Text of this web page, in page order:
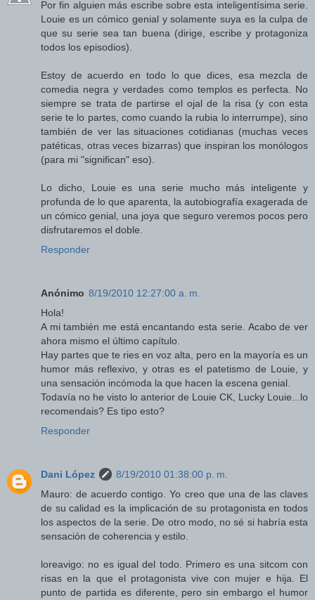
Por fin alguien más escribe sobre esta inteligentísima serie.
Louie es un cómico genial y solamente suya es la culpa de
que su serie sea tan buena (dirige, escribe y protagoniza
todos los episodios).
Estoy de acuerdo en todo lo que dices, esa mezcla de
comedia negra y verdades como templos es perfecta. No
siempre se trata de partirse el ojal de la risa (y con esta
serie te lo partes, como cuando la rubia lo interrumpe), sino
también de ver las situaciones cotidianas (muchas veces
patéticas, otras veces bizarras) que inspiran los monólogos
(para mi "significan" eso).
Lo dicho, Louie es una serie mucho más inteligente y
profunda de lo que aparenta, la autobiografía exagerada de
un cómico genial, una joya que seguro veremos pocos pero
disfrutaremos el doble.
Responder
Anónimo 8/19/2010 12:27:00 a. m.
Hola!
A mi también me está encantando esta serie. Acabo de ver
ahora mismo el último capítulo.
Hay partes que te ries en voz alta, pero en la mayoría es un
humor más reflexivo, y otras es el patetismo de Louie, y
una sensación incómoda la que hacen la escena genial.
Todavía no he visto lo anterior de Louie CK, Lucky Louie...lo
recomendais? Es tipo esto?
Responder
Dani López
8/19/2010 01:38:00 p. m.
Mauro: de acuerdo contigo. Yo creo que una de las claves
de su calidad es la implicación de su protagonista en todos
los aspectos de la serie. De otro modo, no sé si habría esta
sensación de coherencia y estilo.
loreavigo: no es igual del todo. Primero es una sitcom con
risas en la que el protagonista vive con mujer e hija. El
punto de partida es diferente, pero sin embargo el humor